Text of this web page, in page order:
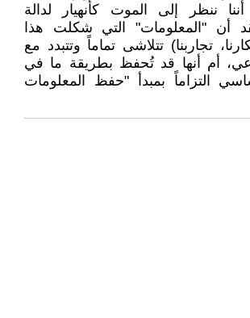
ننظر إلى الموت كأنهيار لدالة
أن "المعلومات" التي شكلت هذا
تجاربنا) تتلاشى تماماً وتتبدد مع
أم أنها قد تُحفظ بطريقة ما في
التزاماً بمبدأ "حفظ المعلومات